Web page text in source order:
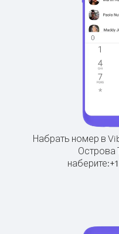
Набрать номер в
Острова
наберите:+1